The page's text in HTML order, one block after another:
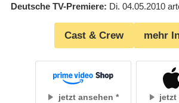
Deutsche TV-Premiere Di. 04.05.2010
Cast & Crew mehr
jetzt ansehen jetzt